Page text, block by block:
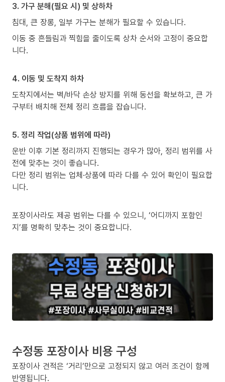
3. 가구 분해(필요 시) 및 상하차
침대, 큰 장롱, 일부 가구는 분해가 필요할 수 있습니다.
이동 중 흔들림과 찍힘을 줄이도록 상차 순서와 고정이 중요합
니다.
4. 이동 및 도착지 하차
도착지에서는 벽/바닥 손상 방지를 위해 동선을 확보하고, 큰 가
구부터 배치해 전체 정리 흐름을 잡습니다.
5. 정리 작업(상품 범위에 따라)
운반 이후 기본 정리까지 진행되는 경우가 많아, 정리 범위를 사
전에 맞추는 것이 좋습니다.
다만 정리 범위는 업체·상품에 따라 다를 수 있어 확인이 필요합
니다.
포장이사라도 제공 범위는 다를 수 있으니, ‘어디까지 포함인
지’를 명확히 맞추는 것이 중요합니다.
수정동 포장이사 비용 구성
포장이사 견적은 ‘거리’만으로 고정되지 않고 여러 조건이 함께
반영됩니다.